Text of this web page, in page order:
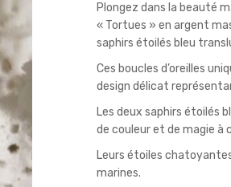
MOI SE CONNECTER
passe perdu ?
Plongez dans la beauté
« Tortues » en argent
saphirs étoilés bleu
Ces boucles d’oreilles
design délicat
Les deux saphirs étoilés
de couleur et de magie à
Leurs étoiles
marines.